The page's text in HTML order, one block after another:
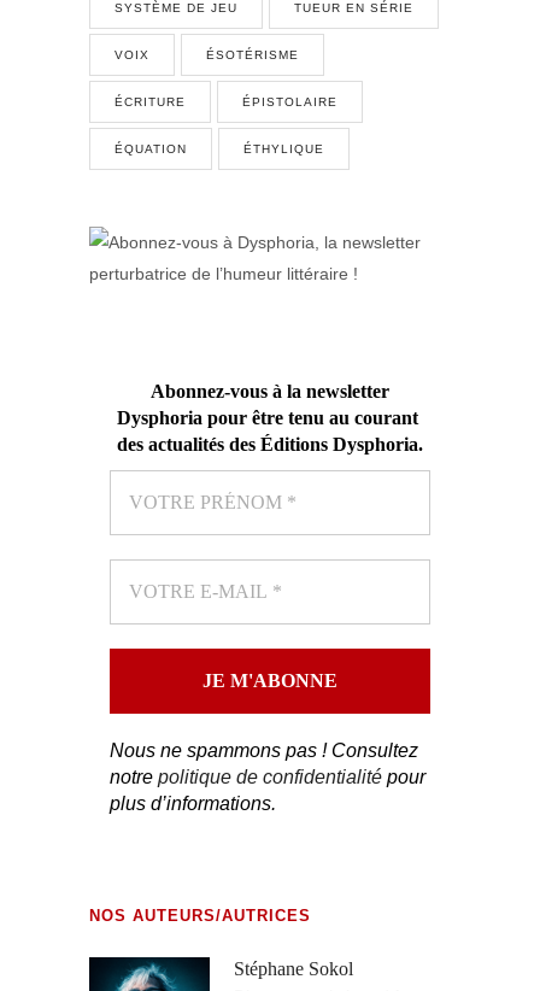
SYSTÈME DE JEU TUEUR EN SÉRIE
VOIX ÉSOTÉRISME
ÉCRITURE ÉPISTOLAIRE
ÉQUATION ÉTHYLIQUE
Abonnez-vous à la newsletter
Dysphoria pour être tenu au courant
des actualités des Éditions Dysphoria.
Nous ne spammons pas ! Consultez
notre politique de confidentialité pour
plus d’informations.
NOS AUTEURS/AUTRICES
Stéphane Sokol